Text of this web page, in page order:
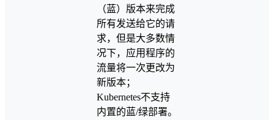
（蓝）版本来完成
所有发送给它的请
求，但是大多数情
况下，应用程序的
流量将一次更改为
新版本；
Kubernetes不支持
内置的蓝/绿部署。